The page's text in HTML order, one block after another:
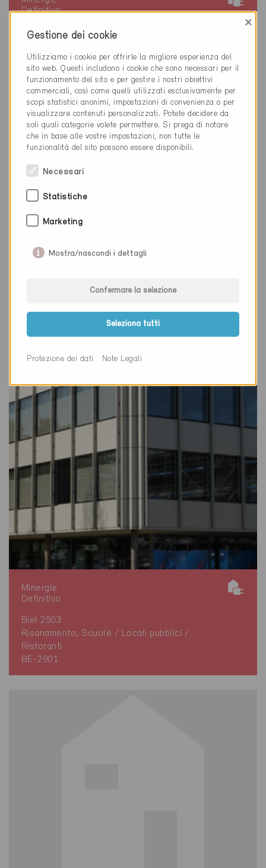
Definitivo
Vechigen 3067
BE-3049
Ostermundigen 3072
Nuova costruzione, Amministrazione / Negozi
Minergie
Definitivo
Biel 2503
Risanamento, Scuole / Locali pubblici /
Ristoranti
BE-2901
Gestione dei cookie
×
Utilizziamo i cookie per offrirle la migliore esperienza del
sito web. Questi includono i cookie che sono necessari per il
funzionamento del sito e per gestire i nostri obiettivi
commerciali, così come quelli utilizzati esclusivamente per
scopi statistici anonimi, impostazioni di convenienza o per
visualizzare contenuti personalizzati. Potete decidere da
soli quali categorie volete permettere. Si prega di notare
che in base alle vostre impostazioni, non tutte le
funzionalità del sito possono essere disponibili.
Necessari
Statistiche
Marketing
Mostra/nascondi i dettagli
Confermare la selezione
Seleziona tutti
Protezione dei dati Note Legali